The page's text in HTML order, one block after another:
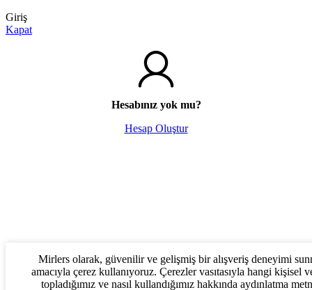
Giriş
Kapat
Hesabınız yok mu?
Hesap Oluştur
Mirlers olarak, güvenilir ve gelişmiş bir alışveriş deneyimi
amacıyla çerez kullanıyoruz. Çerezler vasıtasıyla hangi kişisel
topladığımız ve nasıl kullandığımız hakkında aydınlatma